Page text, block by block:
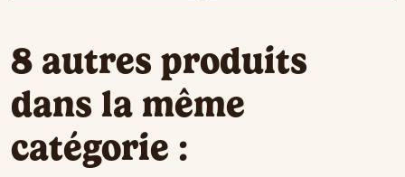
8 autres produits
dans la même
catégorie :